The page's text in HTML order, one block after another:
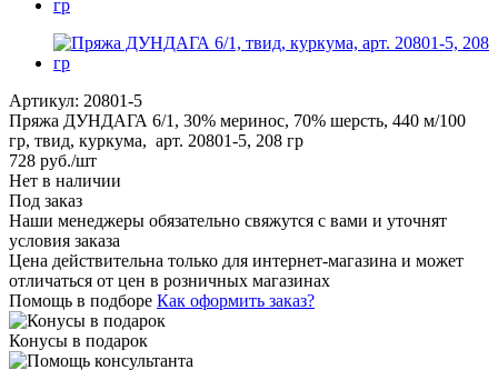
Артикул: 20801-5
Пряжа ДУНДАГА 6/1, 30% меринос, 70% шерсть, 440 м/100
гр, твид, куркума, арт. 20801-5, 208 гр
728 руб./шт
Нет в наличии
Под заказ
Наши менеджеры обязательно свяжутся с вами и уточнят
условия заказа
Цена действительна только для интернет-магазина и может
отличаться от цен в розничных магазинах
Помощь в подборе Как оформить заказ?
Конусы в подарок